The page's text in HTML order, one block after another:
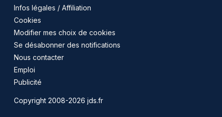
Infos légales / Affiliation
Cookies
Modifier mes choix de cookies
Se désabonner des notifications
Nous contacter
Emploi
Publicité
Copyright 2008-2026 jds.fr